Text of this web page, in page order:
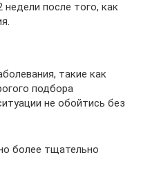
после того, как
такие как
подбора
не обойтись без
более тщательно